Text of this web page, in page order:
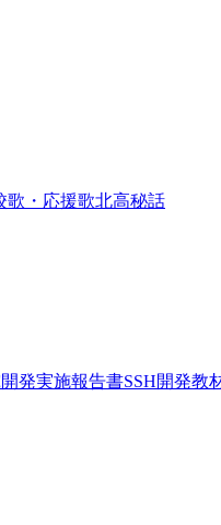
歌・応援歌北高秘話
発実施報告書SSH開発教